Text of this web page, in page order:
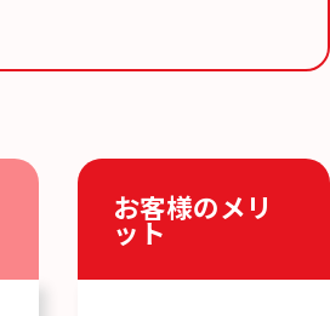
お客様のメリ
ット